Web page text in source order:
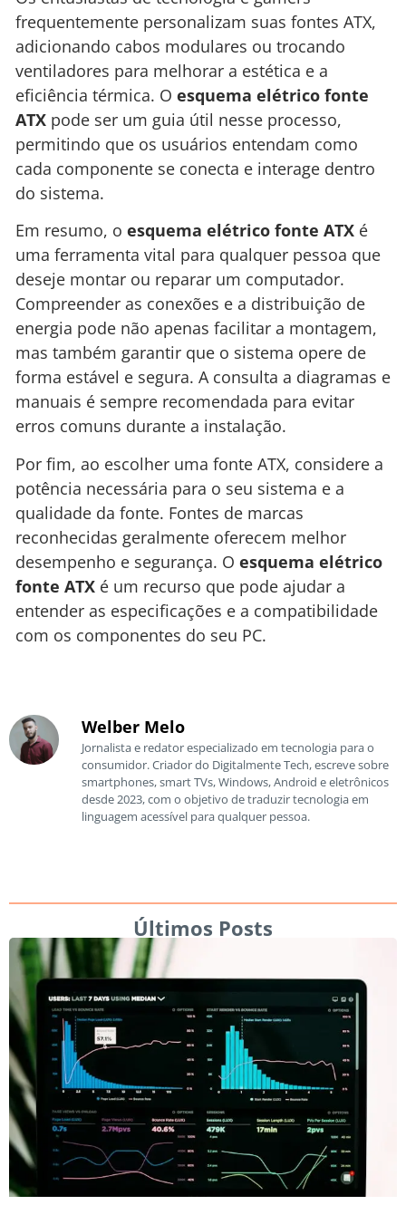
frequentemente personalizam suas fontes ATX,
adicionando cabos modulares ou trocando
ventiladores para melhorar a estética e a
eficiência térmica. O esquema elétrico fonte
ATX pode ser um guia útil nesse processo,
permitindo que os usuários entendam como
cada componente se conecta e interage dentro
do sistema.
Em resumo, o esquema elétrico fonte ATX é
uma ferramenta vital para qualquer pessoa que
deseje montar ou reparar um computador.
Compreender as conexões e a distribuição de
energia pode não apenas facilitar a montagem,
mas também garantir que o sistema opere de
forma estável e segura. A consulta a diagramas e
manuais é sempre recomendada para evitar
erros comuns durante a instalação.
Por fim, ao escolher uma fonte ATX, considere a
potência necessária para o seu sistema e a
qualidade da fonte. Fontes de marcas
reconhecidas geralmente oferecem melhor
desempenho e segurança. O esquema elétrico
fonte ATX é um recurso que pode ajudar a
entender as especificações e a compatibilidade
com os componentes do seu PC.
Welber Melo
Jornalista e redator especializado em tecnologia para o
consumidor. Criador do Digitalmente Tech, escreve sobre
smartphones, smart TVs, Windows, Android e eletrônicos
desde 2023, com o objetivo de traduzir tecnologia em
linguagem acessível para qualquer pessoa.
Últimos Posts